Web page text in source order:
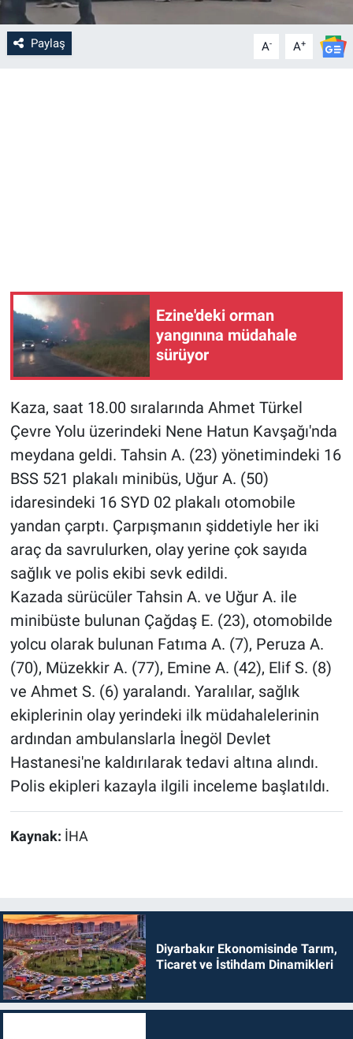
Paylaş A- A+
Ezine'deki orman
yangınına müdahale
sürüyor
Kaza, saat 18.00 sıralarında Ahmet Türkel
Çevre Yolu üzerindeki Nene Hatun Kavşağı'nda
meydana geldi. Tahsin A. (23) yönetimindeki 16
BSS 521 plakalı minibüs, Uğur A. (50)
idaresindeki 16 SYD 02 plakalı otomobile
yandan çarptı. Çarpışmanın şiddetiyle her iki
araç da savrulurken, olay yerine çok sayıda
sağlık ve polis ekibi sevk edildi.
Kazada sürücüler Tahsin A. ve Uğur A. ile
minibüste bulunan Çağdaş E. (23), otomobilde
yolcu olarak bulunan Fatıma A. (7), Peruza A.
(70), Müzekkir A. (77), Emine A. (42), Elif S. (8)
ve Ahmet S. (6) yaralandı. Yaralılar, sağlık
ekiplerinin olay yerindeki ilk müdahalelerinin
ardından ambulanslarla İnegöl Devlet
Hastanesi'ne kaldırılarak tedavi altına alındı.
Polis ekipleri kazayla ilgili inceleme başlatıldı.
Kaynak: İHA
Diyarbakır Ekonomisinde Tarım,
Ticaret ve İstihdam Dinamikleri